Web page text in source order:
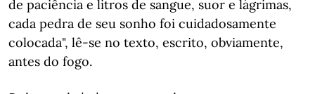
de paciência e litros de sangue, suor e lágrimas,
cada pedra de seu sonho foi cuidadosamente
colocada", lê-se no texto, escrito, obviamente,
antes do fogo.